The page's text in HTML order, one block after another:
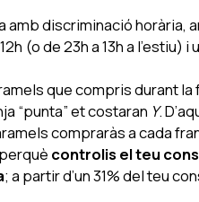
amb discriminació horària,
(o de 23h a 13h a l’estiu) i
que compris durant la
“punta” et costaran Y.
compraràs a cada
controlis el teu
; a partir d’un 31% del teu